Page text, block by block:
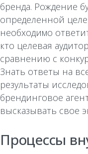
бренда. Рождение
определенной
необходимо
кто целевая
сравнению с
Знать ответы на
результаты
брендинговое
высказывать свое
Процессы